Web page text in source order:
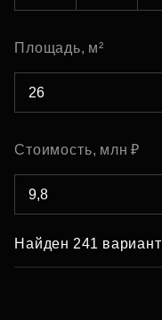
Площадь, м²
Стоимость, млн ₽
Найден 241 вариант